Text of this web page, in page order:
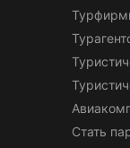
Стать